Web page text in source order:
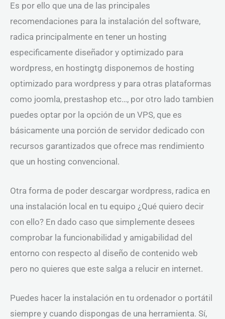
Es por ello que una de las principales
recomendaciones para la instalación del software,
radica principalmente en tener un hosting
especificamente diseñador y optimizado para
wordpress, en hostingtg disponemos de hosting
optimizado para wordpress y para otras plataformas
como joomla, prestashop etc…, por otro lado tambien
puedes optar por la opción de un VPS, que es
básicamente una porción de servidor dedicado con
recursos garantizados que ofrece mas rendimiento
que un hosting convencional.
Otra forma de poder descargar wordpress, radica en
una instalación local en tu equipo ¿Qué quiero decir
con ello? En dado caso que simplemente desees
comprobar la funcionabilidad y amigabilidad del
entorno con respecto al diseño de contenido web
pero no quieres que este salga a relucir en internet.
Puedes hacer la instalación en tu ordenador o portátil
siempre y cuando dispongas de una herramienta. Sí,